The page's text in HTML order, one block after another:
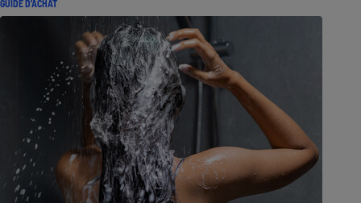
GUIDE D'ACHAT